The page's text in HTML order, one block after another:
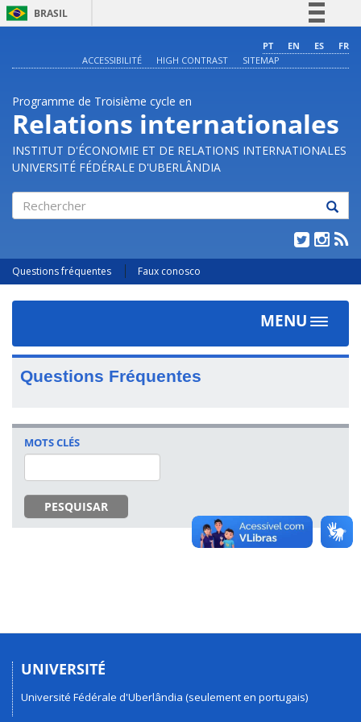
BRASIL
Comunica BR
Acesso à informação
Legislação
PT EN ES
FR
ACCESSIBILITÉ
HIGH CONTRAST SITEMAP
Programme de Troisième cycle en
Relations internationales
INSTITUT D'ÉCONOMIE ET DE RELATIONS INTERNATIONALES
UNIVERSITÉ FÉDÉRALE D'UBERLÂNDIA
Questions fréquentes Faux conosco
MENU
Toggle
Questions Fréquentes
MOTS CLÉS
PESQUISAR
UNIVERSITÉ
Université Fédérale d'Uberlândia (seulement en portugais)